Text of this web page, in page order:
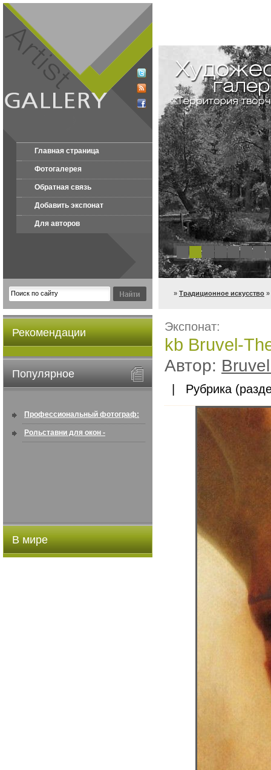
Главная страница
Фотогалерея
Обратная связь
Добавить экспонат
Для авторов
» Традиционное искусство
Рекомендации
Популярное
Профессиональный фотограф:
искусство создавать снимки, ...
Рольставни для окон -
В мире
Экспонат:
kb Bruvel-
Автор:
| Рубрика